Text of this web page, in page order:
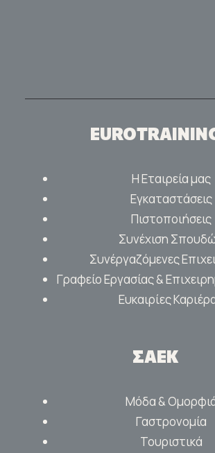
Η Εταιρεία μας
Εγκαταστάσεις
Πιστοποιήσεις
Συνέχιση
Συνέργαζόμενες
Γραφείο Εργασίας &
Ευκαιρίες
ΣΑΕΚ
Μόδα &
Γαστρονομία
Τουριστικά